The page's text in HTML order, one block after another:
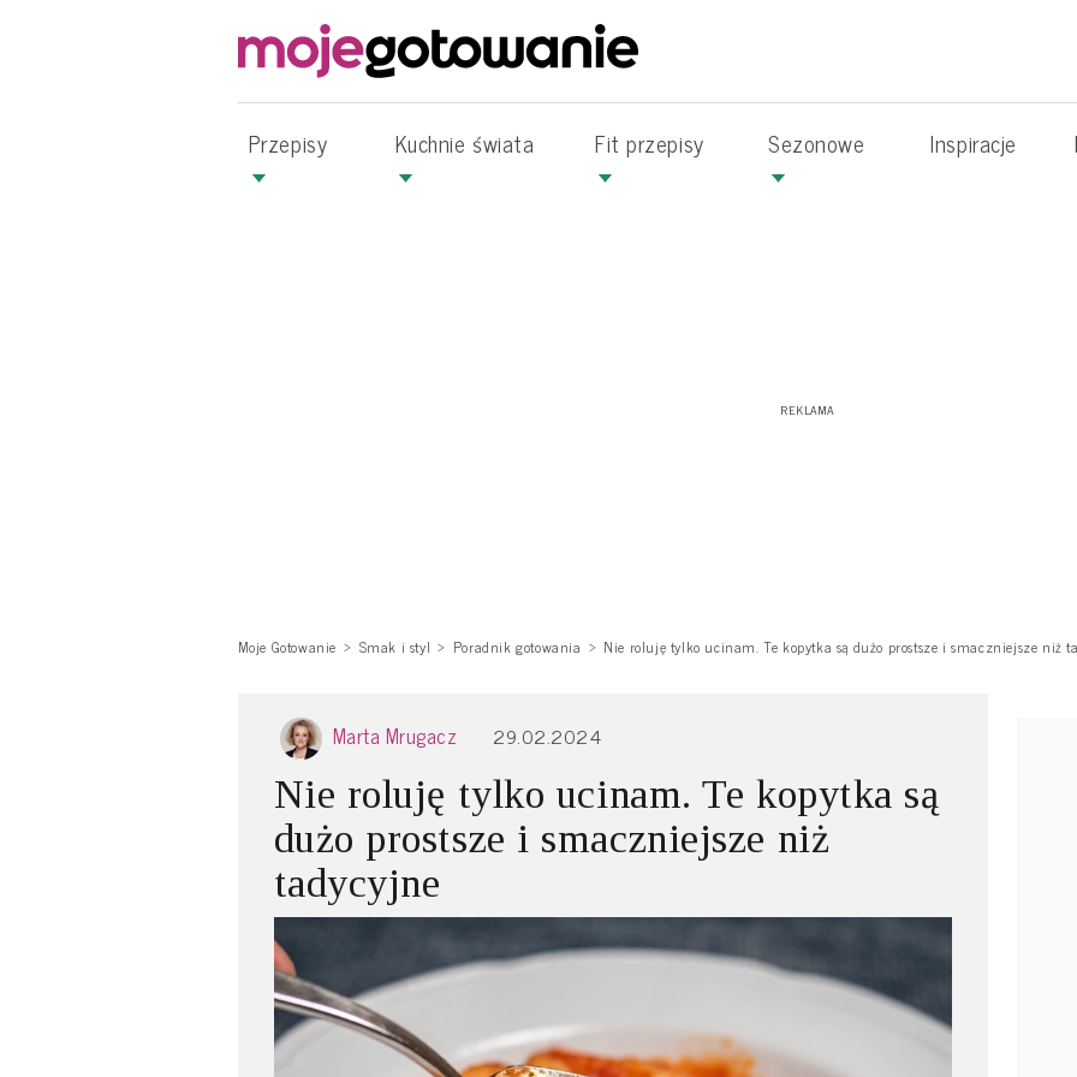
Przepisy Kuchnie świata Fit przepisy Sezonowe Inspiracje
Moje Gotowanie Smak i styl Poradnik gotowania Nie roluję tylko ucinam. Te kopytka są dużo prostsze i smaczniejsze niż
Marta Mrugacz 29.02.2024
Nie roluję tylko ucinam. Te kopytka są
dużo prostsze i smaczniejsze niż
tadycyjne